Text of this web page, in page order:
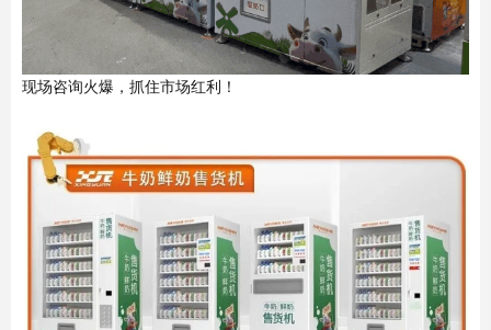
现场咨询火爆，抓住市场红利！